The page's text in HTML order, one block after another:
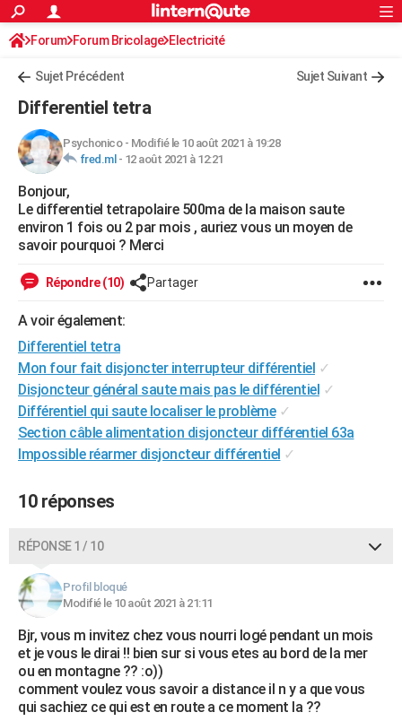
ACTUALITÉS
Politique
Société
Faits Divers
Education
Monde
Villes
+
FINANCE
Retraite
Impôts
Epargne
Immobilier
Risques naturels par ville
Banque
Assurance
Crédit
AUTO
Essais
Réserver un essai
Citadines
Berlines
SUV
Forum auto
+HIGH-TECH
Mobiles
Meilleur smartphone
Internet
Ordinateurs
Jeux vidéo
Guide high-tech
+BRICOLAGE
Forum
Aménagement intérieur
Extérieur
Cuisine
Salle de bains
Jardinage
Rangement
WEEK-END
LIFESTYLE
Art de vivre
Bien-être
Loisirs
Mode
Modes de vie
SANTE
Alimentation
Guide de la santé
Maladies
Médicaments
Sommeil
VOYAGE
Destinations
City break
Voyage nature
Voyage de noces
Forum
Climat
+PHOTO
GUIDES D'ACHAT
BONS PLANS
Dictionnaire
Biographies
Citations
Expressions
Proverbes
PROGRAMME TV
COPAINS D'AVANT
S'inscrire
Se connecter
Lycées
Collèges
Primaires
Universités
Entreprises
Service militaire
Avis de recherche
AVIS DE DÉCÈS
FORUM
S'inscrire
Connexion
Forum Forum Bricolage Electricité
Sujet Précédent Sujet Suivant
Differentiel tetra
Psychonico- Modifié le 10 août 2021 à 19:28
fred.ml - 12 août 2021 à 12:21
Bonjour,
Le differentiel tetrapolaire 500ma de la maison saute
environ 1 fois ou 2 par mois , auriez vous un moyen de
savoir pourquoi ? Merci
Répondre (10) Partager
A voir également:
Differentiel tetra
Mon four fait disjoncter interrupteur différentiel ✓
Disjoncteur général saute mais pas le différentiel ✓
Différentiel qui saute localiser le problème ✓
Section câble alimentation disjoncteur différentiel 63a
Impossible réarmer disjoncteur différentiel ✓
10 réponses
RÉPONSE 1 / 10
Profil bloqué
Modifié le 10 août 2021 à 21:11
Bjr, vous m invitez chez vous nourri logé pendant un mois
et je vous le dirai !! bien sur si vous etes au bord de la mer
ou en montagne ?? :o))
comment voulez vous savoir a distance il n y a que vous
qui sachiez ce qui est en route a ce moment la ??